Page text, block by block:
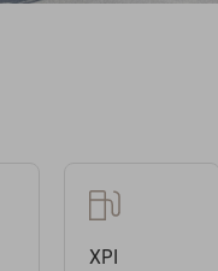
XPI